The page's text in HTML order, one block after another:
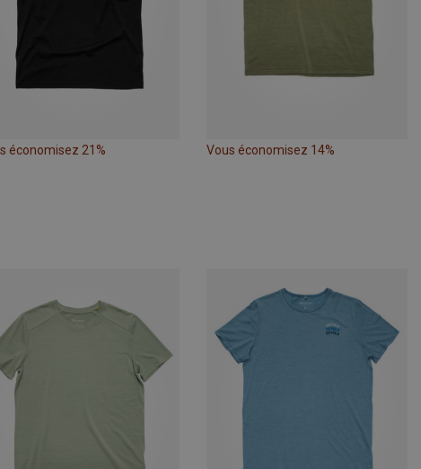
économisez 21% Vous économisez 14%